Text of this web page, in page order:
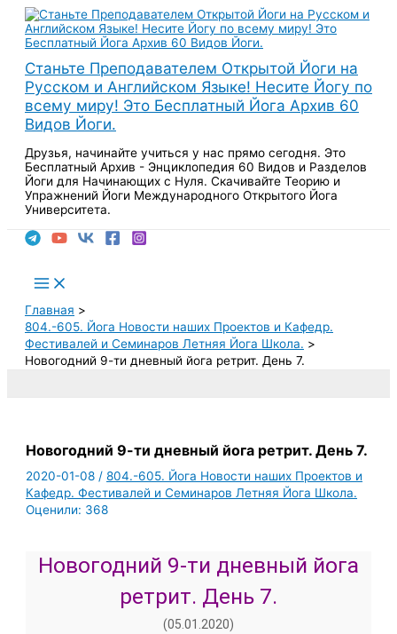
Перейти
содержимому
Станьте Преподавателем Открытой Йоги на
Русском и Английском Языке! Несите Йогу по
всему миру! Это Бесплатный Йога Архив 60
Видов Йоги.
Друзья, начинайте учиться у нас прямо сегодня. Это
Бесплатный Архив - Энциклопедия 60 Видов и Разделов
Йоги для Начинающих с Нуля. Скачивайте Теорию и
Упражнений Йоги Международного Открытого Йога
Университета.
Main
Menu
Главная
804.-605. Йога Новости наших Проектов и Кафедр.
Фестивалей и Семинаров Летняя Йога Школа.
Новогодний 9-ти дневный йога ретрит. День 7.
Новогодний 9-ти дневный йога ретрит. День 7.
2020-01-08/804.-605. Йога Новости наших Проектов и
Кафедр. Фестивалей и Семинаров Летняя Йога Школа.
Оценили: 368
Новогодний 9-ти дневный йога
ретрит. День 7.
(05.01.2020)